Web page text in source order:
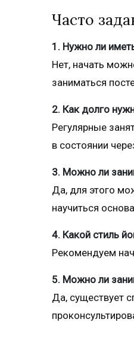
Часто
1. Нужно ли
Нет, начать
заниматься
2. Как долго
Регулярные
в состоянии
3. Можно ли
Да, для этого
научиться
4. Какой стиль
Рекомендуем
5. Можно ли
Да, существует